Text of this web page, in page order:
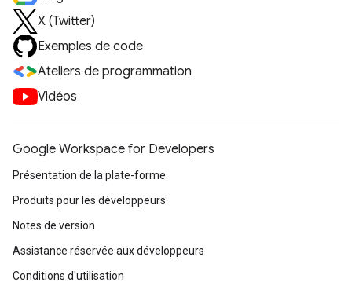
X (Twitter)
Exemples de code
Ateliers de programmation
Vidéos
Google Workspace for Developers
Présentation de la plate-forme
Produits pour les développeurs
Notes de version
Assistance réservée aux développeurs
Conditions d'utilisation